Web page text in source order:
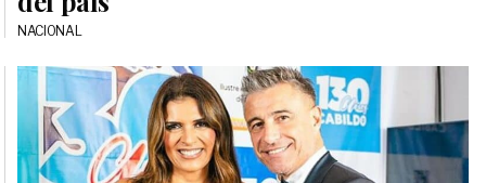
NACIONAL